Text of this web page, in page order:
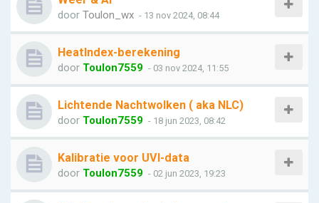
door Toulon_wx - 13 nov 2024, 08:44
HeatIndex-berekening
door Toulon7559 - 03 nov 2024, 11:55
Lichtende Nachtwolken ( aka NLC)
door Toulon7559 - 18 jun 2023, 08:42
Kalibratie voor UVI-data
door Toulon7559 - 02 jun 2023, 19:23